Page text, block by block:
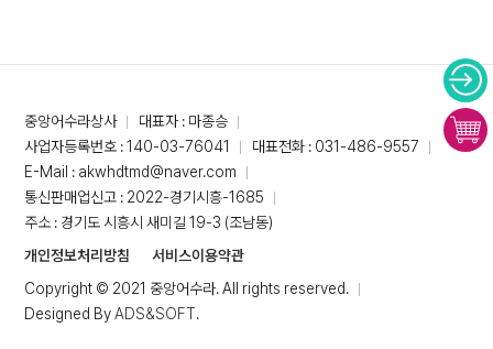
중앙어수라상사
대표자 : 마종승
사업자등록번호 : 140-03-76041
대표전화 : 031-486-9557
E-Mail : akwhdtmd@naver.com
통신판매업신고 : 2022-경기시흥-1685
주소 : 경기도 시흥시 새미길 19-3 (조남동)
개인정보처리방침
서비스이용약관
Copyright © 2021 중앙어수라. All rights reserved.
Designed ByADS&SOFT.